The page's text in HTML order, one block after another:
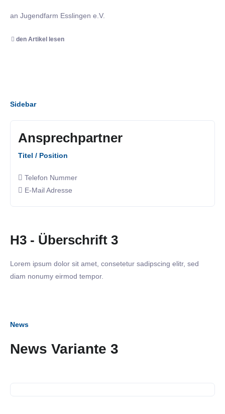
an Jugendfarm Esslingen e.V.
den Artikel lesen
Sidebar
Ansprechpartner
Titel / Position
Telefon Nummer
E-Mail Adresse
H3 - Überschrift 3
Lorem ipsum dolor sit amet, consetetur sadipscing elitr, sed
diam nonumy eirmod tempor.
News
News Variante 3